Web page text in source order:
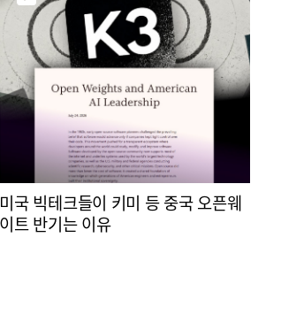
미국 빅테크들이 키미 등 중국 오픈웨
이트 반기는 이유